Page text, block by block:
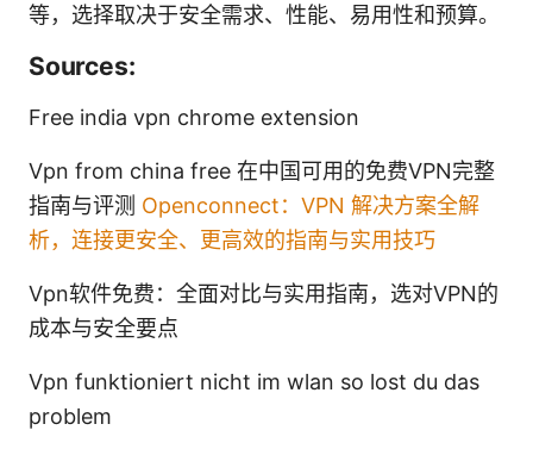
等，选择取决于安全需求、性能、易用性和预算。
Sources:
Free india vpn chrome extension
Vpn from china free 在中国可用的免费VPN完整
指南与评测 Openconnect：VPN 解决方案全解
析，连接更安全、更高效的指南与实用技巧
Vpn软件免费：全面对比与实用指南，选对VPN的
成本与安全要点
Vpn funktioniert nicht im wlan so lost du das
problem